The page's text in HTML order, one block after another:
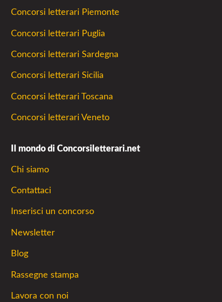
Concorsi letterari Piemonte
Concorsi letterari Puglia
Concorsi letterari Sardegna
Concorsi letterari Sicilia
Concorsi letterari Toscana
Concorsi letterari Veneto
Il mondo di Concorsiletterari.net
Chi siamo
Contattaci
Inserisci un concorso
Newsletter
Blog
Rassegne stampa
Lavora con noi